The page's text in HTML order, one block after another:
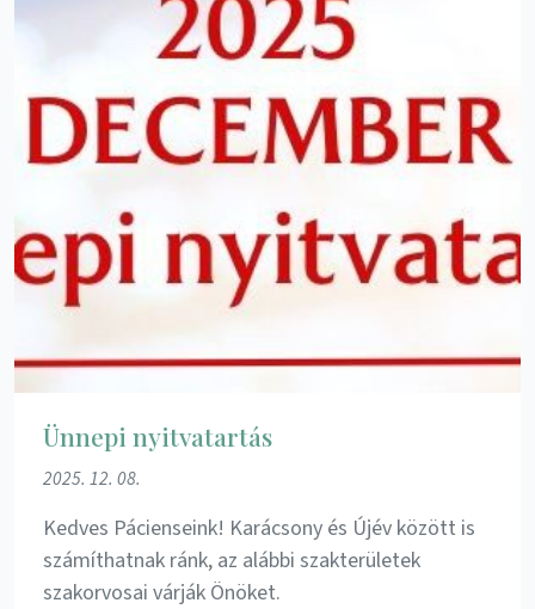
Ünnepi nyitvatartás
2025. 12. 08.
Kedves Pácienseink! Karácsony és Újév között is
számíthatnak ránk, az alábbi szakterületek
szakorvosai várják Önöket.